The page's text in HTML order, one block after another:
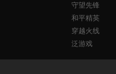
守望先锋
和平精英
穿越火线
泛游戏